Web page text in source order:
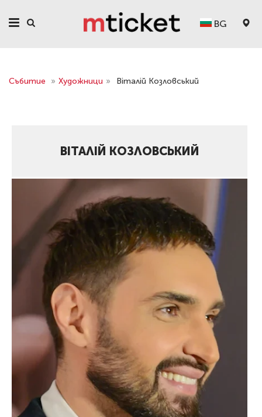
BG
Събитие » Художници » Віталій Козловський
ВІТАЛІЙ КОЗЛОВСЬКИЙ